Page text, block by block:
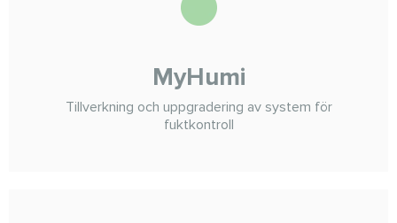
MyHumi
Tillverkning och uppgradering av system för
fuktkontroll